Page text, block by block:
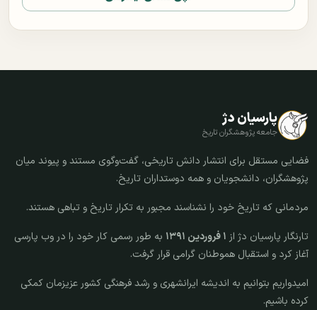
پارسیان دژ
جامعه پژوهشگران تاریخ
فضایی مستقل برای انتشار دانش تاریخی، گفت‌وگوی مستند و پیوند میان
پژوهشگران، دانشجویان و همه دوستداران تاریخ.
مردمانی که تاریخ خود را نشناسند مجبور به تکرار تاریخ و تباهی هستند.
تارنگار پارسیان دژ از ۱ فروردین ۱۳۹۱
به طور رسمی کار خود را در وب پارسی
آغاز کرد و استقبال هموطنان گرامی قرار گرفت.
امیدواریم بتوانیم به اندیشه ایرانشهری و رشد فرهنگی کشور عزیزمان کمکی
کرده باشیم.